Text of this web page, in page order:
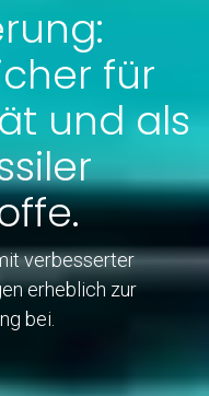
für
und als
verbesserter
erheblich zur
bei.